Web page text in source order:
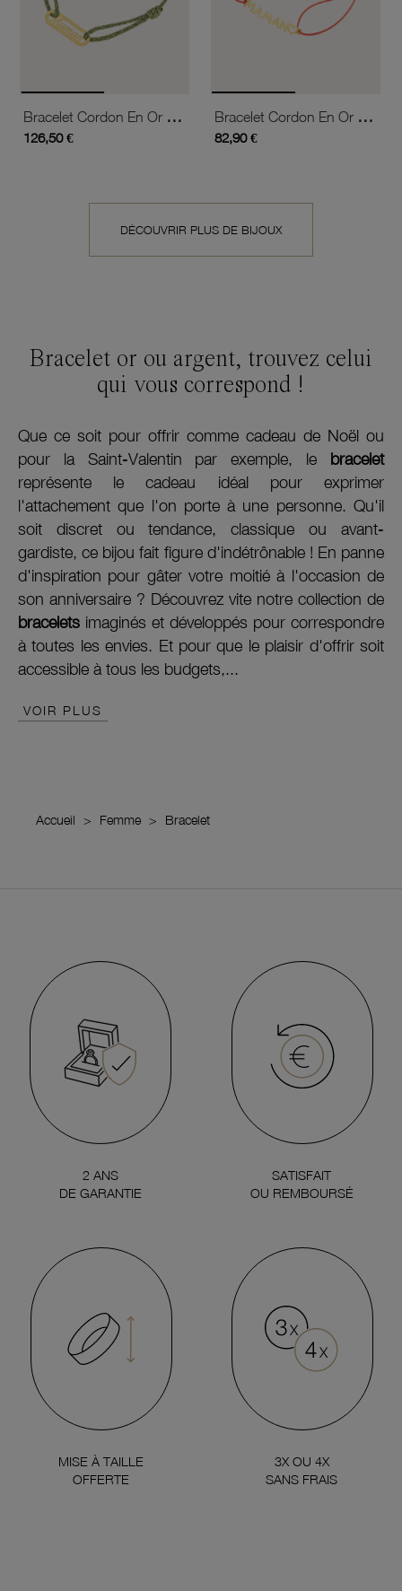
Bracelet Cordon En Or Jaune, Maman
126,50 €
Bracelet Cordon En Or Jaune, Maman
82,90 €
DÉCOUVRIR PLUS DE BIJOUX
Bracelet or ou argent, trouvez celui
qui vous correspond !
Que ce soit pour offrir comme cadeau de Noël ou
pour la Saint-Valentin par exemple, le bracelet
représente le cadeau idéal pour exprimer
l'attachement que l'on porte à une personne. Qu'il
soit discret ou tendance, classique ou avant-
gardiste, ce bijou fait figure d'indétrônable ! En panne
d'inspiration pour gâter votre moitié à l'occasion de
son anniversaire ? Découvrez vite notre collection de
bracelets imaginés et développés pour correspondre
à toutes les envies. Et pour que le plaisir d'offrir soit
accessible à tous les budgets,...
VOIR PLUS
Accueil Femme Bracelet
2 ANS
DE GARANTIE
SATISFAIT
OU REMBOURSÉ
MISE À TAILLE
OFFERTE
3X OU 4X
SANS FRAIS